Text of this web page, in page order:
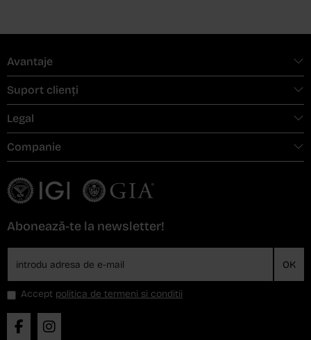
Avantaje
Suport clienți
Legal
Companie
Abonează-te la newsletter!
OK
Accept politica de termeni si conditii